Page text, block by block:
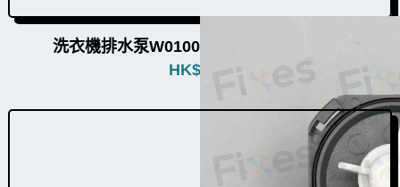
洗衣機排水泵W010002（70個品牌通用）
HK$